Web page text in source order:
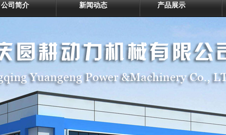
公司简介 新闻动态 产品展示